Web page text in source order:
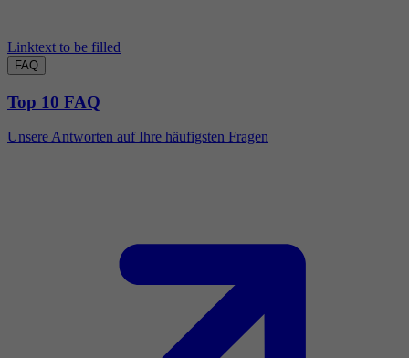
Linktext to be filled
FAQ
Top 10 FAQ
Unsere Antworten auf Ihre häufigsten Fragen